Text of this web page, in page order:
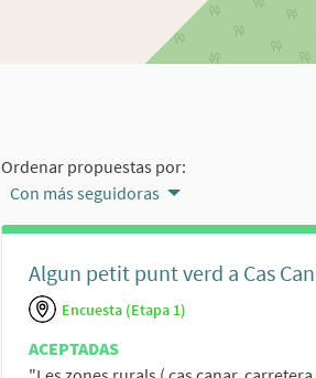
Ordenar propuestas por:
Con más seguidoras
Algun petit punt verd a Cas
Encuesta (Etapa 1)
ACEPTADAS